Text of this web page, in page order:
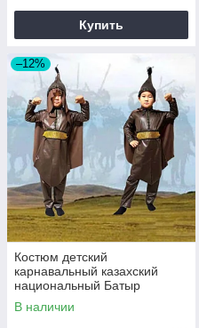
Купить
–12%
Костюм детский
карнавальный казахский
национальный Батыр
В наличии